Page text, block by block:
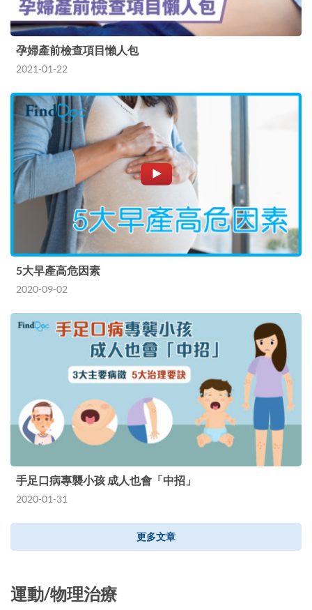
孕婦產前檢查項目懶人包
2021-01-22
5大早產高危因素
2020-09-02
手足口病專襲小孩 成人也會「中招」
2020-01-31
更多文章
運動/物理治療